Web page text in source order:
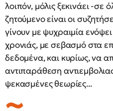
λοιπόν, μόλις ξεκινάει -σε
ζητούμενο είναι οι
γίνουν με ψυχραιμία
χρονιάς, με σεβασμό στα
δεδομένα, και κυρίως, να
αντιπαράθεση
ψεκασμένες θεωρίες...